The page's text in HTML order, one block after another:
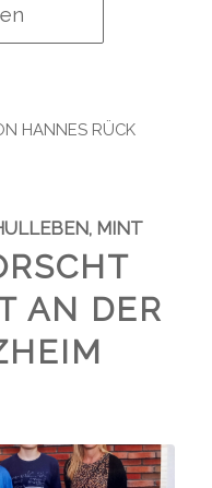
HANNES RÜCK
, MINT
AN DER